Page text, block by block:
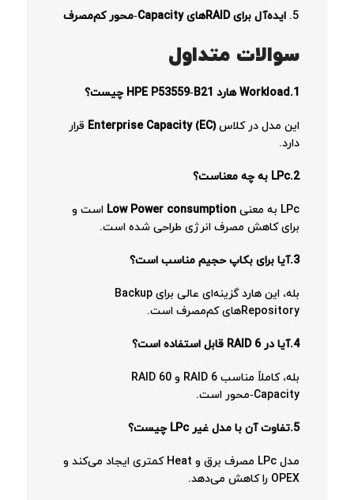
ایده‌آل برای RAIDهای Capacity‑محور کم‌مصرف
سوالات متداول
1.Workload هارد HPE P53559‑B21 چیست؟
این مدل در کلاسEnterprise Capacity (EC) قرار
دارد.
2.LPc به چه معناست؟
LPc به معنی Low Power consumption است و
برای کاهش مصرف انرژی طراحی شده است.
3.آیا برای بکاپ حجیم مناسب است؟
بله، این هارد گزینه‌ای عالی برای Backup
Repositoryهای کم‌مصرف است.
4.آیا در RAID 6 قابل استفاده است؟
بله، کاملاً مناسب RAID 6 و RAID 60
Capacity‑محور است.
5.تفاوت آن با مدل غیر LPc چیست؟
مدل LPc مصرف برق و Heat کمتری ایجاد می‌کند و
OPEX را کاهش می‌دهد.